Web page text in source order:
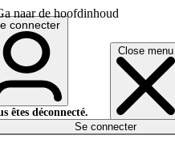
naar de hoofdinhoud
Close menu
connecter
êtes déconnecté.
Se connecter